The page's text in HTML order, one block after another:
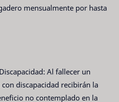
mensualmente por hasta
Al fallecer un
discapacidad recibirán la
no contemplado en la